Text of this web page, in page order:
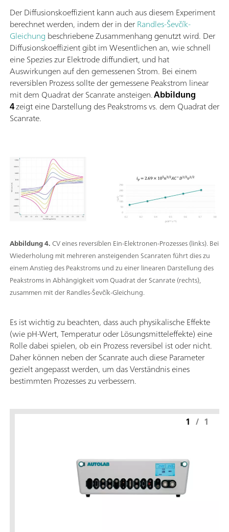
Der Diffusionskoeffizient kann auch aus diesem Experiment
berechnet werden, indem der in derRandles-Ševčík-
Gleichung beschriebene Zusammenhang genutzt wird. Der
Diffusionskoeffizient gibt im Wesentlichen an, wie schnell
eine Spezies zur Elektrode diffundiert, und hat
Auswirkungen auf den gemessenen Strom. Bei einem
reversiblen Prozess sollte der gemessene Peakstrom linear
mit dem Quadrat der Scanrate ansteigen.Abbildung
4zeigt eine Darstellung des Peakstroms vs. dem Quadrat der
Scanrate.
Abbildung 4.CV eines reversiblen Ein-Elektronen-Prozesses (links). Bei
Wiederholung mit mehreren ansteigenden Scanraten führt dies zu
einem Anstieg des Peakstroms und zu einer linearen Darstellung des
Peakstroms in Abhängigkeit vom Quadrat der Scanrate (rechts),
zusammen mit der Randles-Ševčík-Gleichung.
Es ist wichtig zu beachten, dass auch physikalische Effekte
(wie pH-Wert, Temperatur oder Lösungsmitteleffekte) eine
Rolle dabei spielen, ob ein Prozess reversibel ist oder nicht.
Daher können neben der Scanrate auch diese Parameter
gezielt angepasst werden, um das Verständnis eines
bestimmten Prozesses zu verbessern.
1 / 1